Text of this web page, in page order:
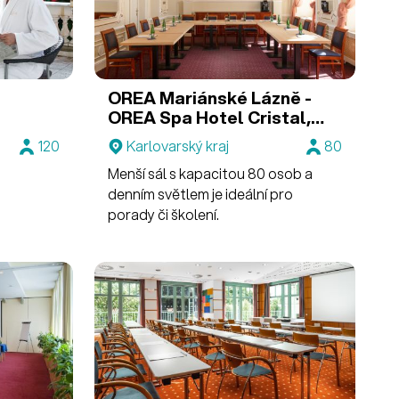
120
OREA Mariánské Lázně -
OREA Spa Hotel Cristal,
OREA Spa Hotel Bohemia,
OREA Spa Hotel Palace
ZvonSál Opera v OREA Spa
Hotel Palace Zvon
Karlovarský kraj
80
Menší sál s kapacitou 80 osob a
denním světlem je ideální pro
porady či školení.